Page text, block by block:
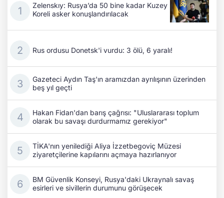
Zelenskıy: Rusya’da 50 bine kadar Kuzey
Koreli asker konuşlandırılacak
Rus ordusu Donetsk'i vurdu: 3 ölü, 6 yaralı!
Gazeteci Aydın Taş'ın aramızdan ayrılışının üzerinden
beş yıl geçti
Hakan Fidan'dan barış çağrısı: "Uluslararası toplum
olarak bu savaşı durdurmamız gerekiyor"
TİKA'nın yenilediği Aliya İzzetbegoviç Müzesi
ziyaretçilerine kapılarını açmaya hazırlanıyor
BM Güvenlik Konseyi, Rusya'daki Ukraynalı savaş
esirleri ve sivillerin durumunu görüşecek